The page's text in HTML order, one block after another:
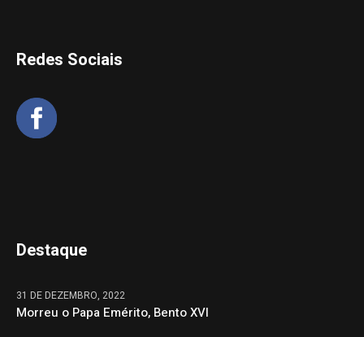
Redes Sociais
Destaque
31 DE DEZEMBRO, 2022
Morreu o Papa Emérito, Bento XVI